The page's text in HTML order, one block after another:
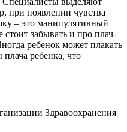
при появлении чувства
– это манипулятивный
забывать и про плач-
ребенок может плакать
ребенка, что
Здравоохранения